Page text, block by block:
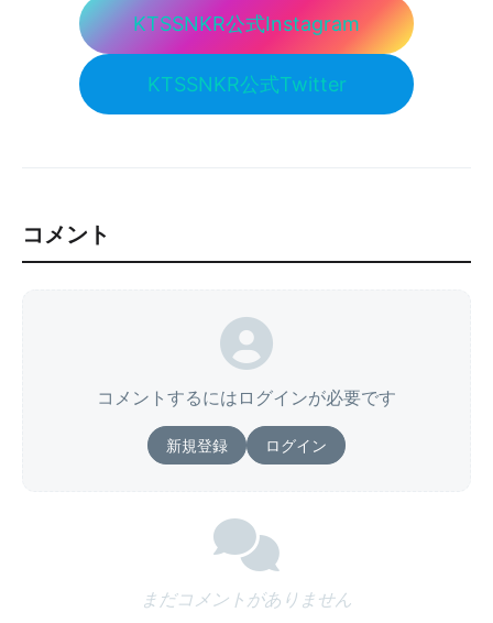
KTSSNKR公式Instagram
KTSSNKR公式Twitter
コメント
コメントするにはログインが必要です
新規登録 ログイン
まだコメントがありません